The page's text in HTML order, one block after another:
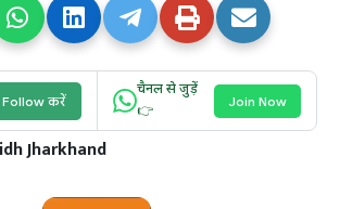
Follow करें
चैनल से जुड़ें
👉
Join Now
Jharkhand